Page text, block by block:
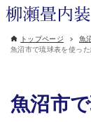
トップページ
魚
魚沼市で琉球表を使っ
魚沼市